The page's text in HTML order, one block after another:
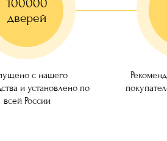
100000
дверей
с нашего
и установлено по
всей России